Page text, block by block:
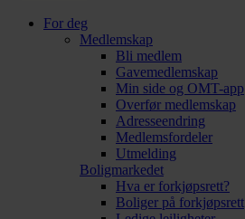
For deg
Medlemskap
Bli medlem
Gavemedlemskap
Min side og OMT-app
Overfør medlemskap
Adresseendring
Medlemsfordeler
Utmelding
Boligmarkedet
Hva er forkjøpsrett?
Boliger på forkjøpsrett